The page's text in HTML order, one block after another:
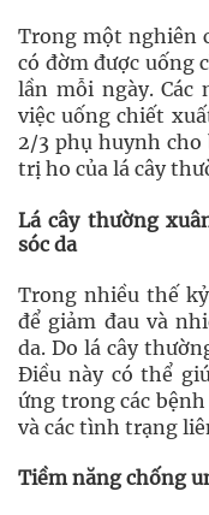
Trong một nghiên
có đờm được uống
lần mỗi ngày. Các
việc uống chiết
2/3 phụ huynh
trị ho của lá cây
Lá cây thường
sóc da
Trong nhiều thế
để giảm đau và
da. Do lá cây
Điều này có thể
ứng trong các
và các tình trạng
Tiềm năng chống